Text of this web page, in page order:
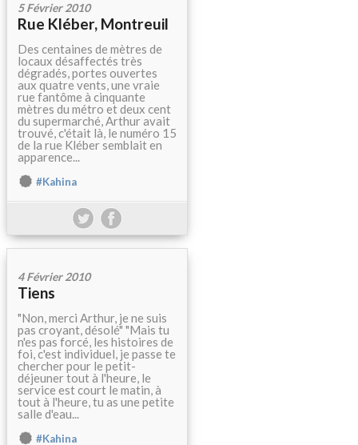
5 Février 2010
Rue Kléber, Montreuil
Des centaines de mètres de
locaux désaffectés très
dégradés, portes ouvertes
aux quatre vents, une vraie
rue fantôme à cinquante
mètres du métro et deux cent
du supermarché, Arthur avait
trouvé, c'était là, le numéro 15
de la rue Kléber semblait en
apparence...
#Kahina
4 Février 2010
Tiens
"Non, merci Arthur, je ne suis
pas croyant, désolé" "Mais tu
n'es pas forcé, les histoires de
foi, c'est individuel, je passe te
chercher pour le petit-
déjeuner tout à l'heure, le
service est court le matin, à
tout à l'heure, tu as une petite
salle d'eau...
#Kahina